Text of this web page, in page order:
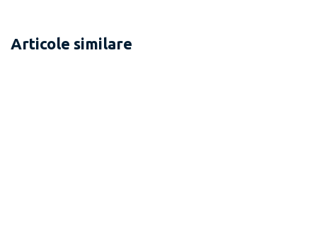
Articole similare